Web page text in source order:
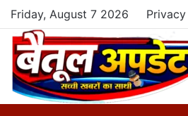
Friday, August 7 2026